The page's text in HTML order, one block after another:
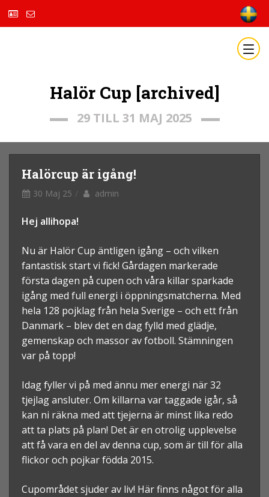
Halör Cup [archived]
29 TILL 31 MAJ 2025
Halörcup är igång!
30 Maj 25 admin
Hej allihopa!
Nu är Halör Cup äntligen igång – och vilken
fantastisk start vi fick! Gårdagen markerade
första dagen på cupen och våra killar sparkade
igång med full energi i öppningsmatcherna. Med
hela 128 pojklag från hela Sverige – och ett från
Danmark – blev det en dag fylld med glädje,
gemenskap och massor av fotboll. Stämningen
var på topp!
Idag fyller vi på med ännu mer energi när32
tjejlagansluter. Om killarna var taggade igår, så
kan ni räkna med att tjejerna är minst lika redo
att ta plats på plan! Det är en otrolig upplevelse
att få vara en del av denna cup, som är till för alla
flickor och pojkar födda 2015.
Cupområdet sjuder av liv! Här finns något för alla